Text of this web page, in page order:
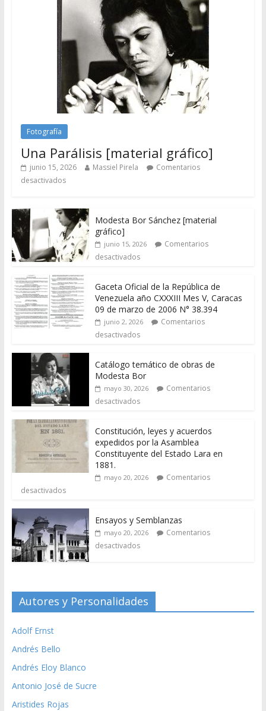
Fotografía
Una Parálisis [material gráfico]
junio 15, 2026 Massiel Pirela
Comentarios
desactivados
Modesta Bor Sánchez [material
gráfico]
junio 15, 2026
Comentarios
Venezuela año CXXXIII Mes V, Caracas
09 de marzo de 2006 N° 38.394
junio 2, 2026
Comentarios
desactivados
Catálogo temático de obras de
Modesta Bor
mayo 30, 2026
Comentarios
desactivados
expedidos por la Asamblea
Constituyente del Estado Lara en
1881.
mayo 20, 2026
Ensayos y Semblanzas
mayo 20, 2026
Comentarios
Autores y Personalidades
Adolf Ernst
Andrés Eloy Blanco
Antonio José de Sucre
Aristides Rojas
Carmen Delia Bencomo
Cecilio Acosta
César Rengifo
Ezequiel Zamora